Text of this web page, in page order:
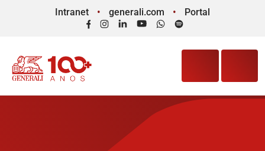
Intranet generali.com
Portal
FacebookInstagram
LinkedInYouTubeWhatsApp
Spotify